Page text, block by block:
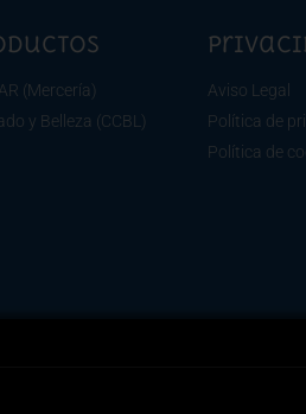
(Mercería)
y Belleza (CCBL)
Aviso Legal
Política de
Política de